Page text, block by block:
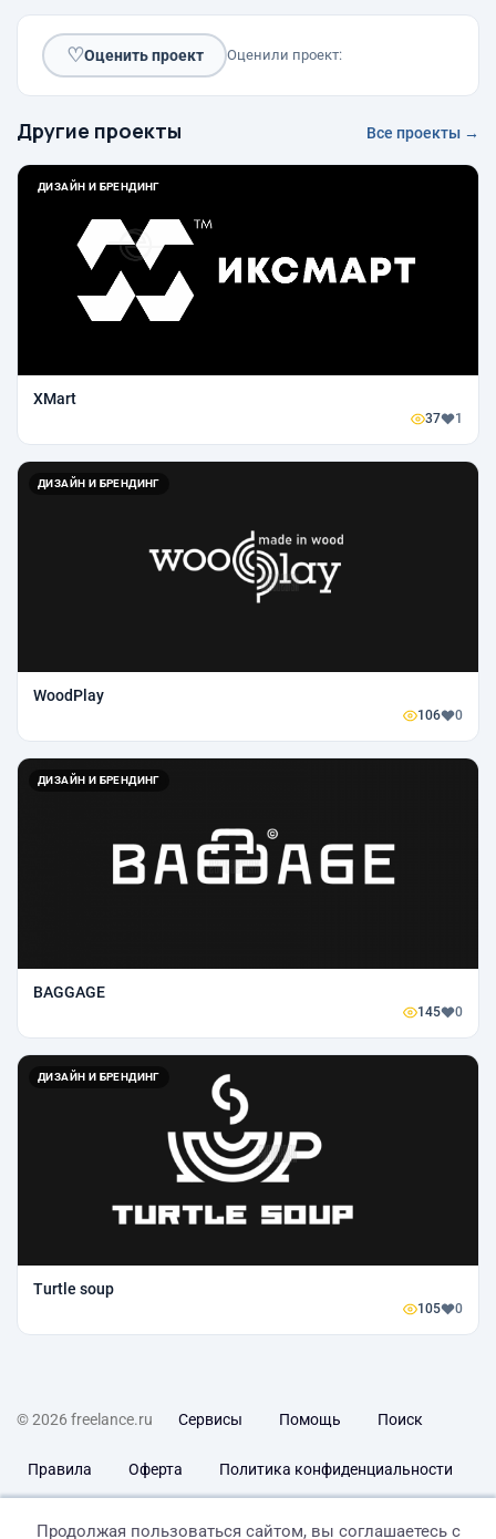
♡Оценить проект Оценили проект:
Другие проекты Все проекты →
ДИЗАЙН И БРЕНДИНГ
XMart
37 1
ДИЗАЙН И БРЕНДИНГ
WoodPlay
106 0
ДИЗАЙН И БРЕНДИНГ
BAGGAGE
145 0
ДИЗАЙН И БРЕНДИНГ
Turtle soup
105 0
© 2026 freelance.ru Сервисы Помощь Поиск
Правила Оферта Политика конфиденциальности
Продолжая пользоваться сайтом, вы соглашаетесь с